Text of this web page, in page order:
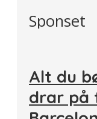
Sponset
Alt du
drar på